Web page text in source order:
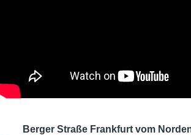
Berger Straße Frankfurt vom